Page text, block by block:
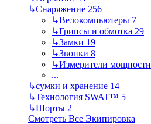
↳Снаряжение 256
↳Велокомпьютеры 7
↳Грипсы и обмотка 29
↳Замки 19
↳Звонки 8
↳Измерители мощности
...
↳сумки и хранение 14
↳Технология SWAT™ 5
↳Шорты 2
Смотреть Все Экипировка